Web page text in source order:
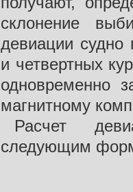
склонение
девиации судно
и четвертных
одновременно
магнитному
Расчет
следующим